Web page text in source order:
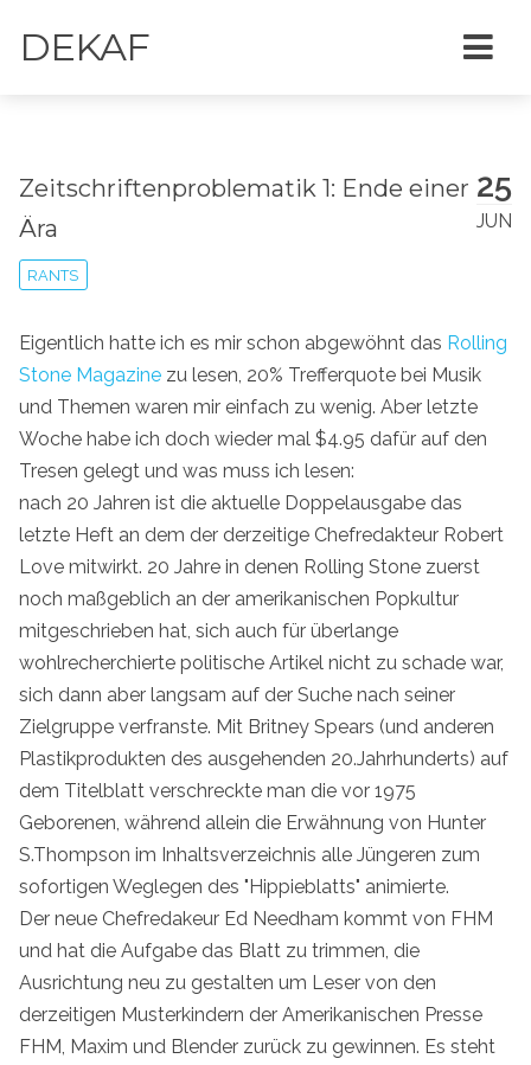
DEKAF
25
JUN
Zeitschriftenproblematik 1: Ende einer
Ära
RANTS
Eigentlich hatte ich es mir schon abgewöhnt das Rolling
Stone Magazine zu lesen, 20% Trefferquote bei Musik
und Themen waren mir einfach zu wenig. Aber letzte
Woche habe ich doch wieder mal $4.95 dafür auf den
Tresen gelegt und was muss ich lesen:
nach 20 Jahren ist die aktuelle Doppelausgabe das
letzte Heft an dem der derzeitige Chefredakteur Robert
Love mitwirkt. 20 Jahre in denen Rolling Stone zuerst
noch maßgeblich an der amerikanischen Popkultur
mitgeschrieben hat, sich auch für überlange
wohlrecherchierte politische Artikel nicht zu schade war,
sich dann aber langsam auf der Suche nach seiner
Zielgruppe verfranste. Mit Britney Spears (und anderen
Plastikprodukten des ausgehenden 20.Jahrhunderts) auf
dem Titelblatt verschreckte man die vor 1975
Geborenen, während allein die Erwähnung von Hunter
S.Thompson im Inhaltsverzeichnis alle Jüngeren zum
sofortigen Weglegen des "Hippieblatts" animierte.
Der neue Chefredakeur Ed Needham kommt von FHM
und hat die Aufgabe das Blatt zu trimmen, die
Ausrichtung neu zu gestalten um Leser von den
derzeitigen Musterkindern der Amerikanischen Presse
FHM, Maxim und Blender zurück zu gewinnen. Es steht